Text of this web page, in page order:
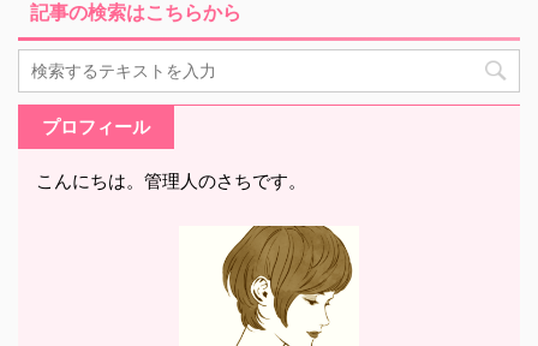
記事の検索はこちらから
プロフィール
こんにちは。管理人のさちです。